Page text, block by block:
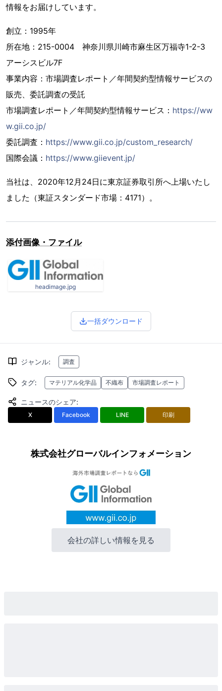
情報をお届けしています。
創立：1995年
所在地：215-0004 神奈川県川崎市麻生区万福寺1-2-3
アーシスビル7F
事業内容：市場調査レポート／年間契約型情報サービスの
販売、委託調査の受託
市場調査レポート／年間契約型情報サービス： https://ww
w.gii.co.jp/
委託調査： https://www.gii.co.jp/custom_research/
国際会議： https://www.giievent.jp/
当社は、2020年12月24日に東京証券取引所へ上場いたし
ました（東証スタンダード市場：4171）。
添付画像・ファイル
headimage.jpg
一括ダウンロード
ジャンル: 調査
タグ: マテリアル化学品 不織布 市場調査レポート
ニュースのシェア:
X Facebook LINE 印刷
株式会社グローバルインフォメーション
会社の詳しい情報を見る